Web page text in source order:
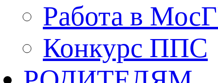
Работа в
Конкурс ППС